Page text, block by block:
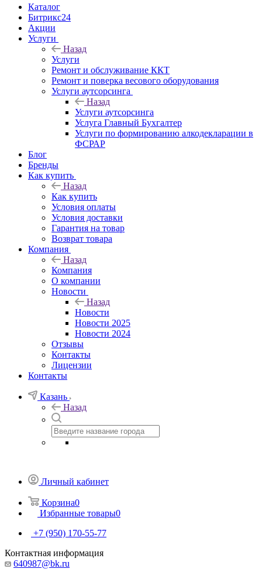
Каталог
Битрикс24
Акции
Услуги
Назад
Услуги
Ремонт и обслуживание ККТ
Ремонт и поверка весового оборудования
Услуги аутсорсинга
Назад
Услуги аутсорсинга
Услуга Главный Бухгалтер
Услуги по формированию алкодекларации в
ФСРАР
Блог
Бренды
Как купить
Назад
Как купить
Условия оплаты
Условия доставки
Гарантия на товар
Возврат товара
Компания
Назад
Компания
О компании
Новости
Назад
Новости
Новости 2025
Новости 2024
Отзывы
Контакты
Лицензии
Контакты
Казань
Назад
Личный кабинет
Корзина0
Избранные товары0
+7 (950) 170-55-77
Контактная информация
640987@bk.ru